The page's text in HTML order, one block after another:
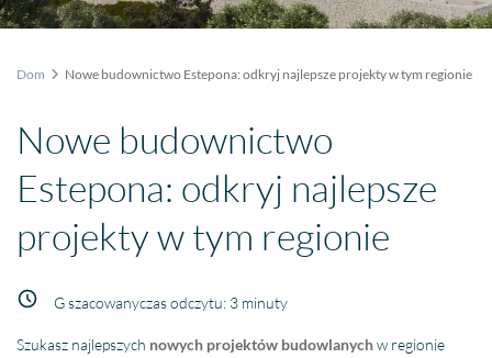
Dom Nowe budownictwo Estepona: odkryj najlepsze projekty w tym regionie
Nowe budownictwo
Estepona: odkryj najlepsze
projekty w tym regionie
G szacowanyczas odczytu: 3 minuty
Szukasz najlepszych nowych projektów budowlanychw regionie